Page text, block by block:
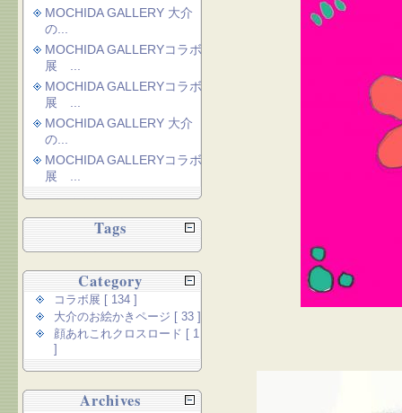
MOCHIDA GALLERY 大介
の...
MOCHIDA GALLERYコラボ
展 ...
MOCHIDA GALLERYコラボ
展 ...
MOCHIDA GALLERY 大介
の...
MOCHIDA GALLERYコラボ
展 ...
Tags
Category
コラボ展 [ 134 ]
大介のお絵かきページ [ 33 ]
顔あれこれクロスロード [ 1
Archives